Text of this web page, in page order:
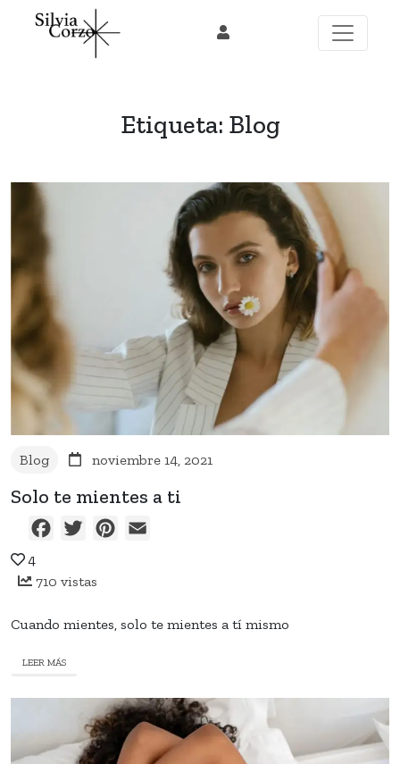
Etiqueta: Blog
Blog noviembre 14, 2021
Solo te mientes a ti
FacebookTwitterPinterest
4
710 vistas
Cuando mientes, solo te mientes a tí mismo
LEER MÁS